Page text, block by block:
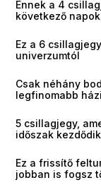
Ennek a 4
következő
Ez a 6
univerzumtól
Csak néhány
legfinomabb
5 csillagjegy,
időszak kezdődik
Ez a frissítő
jobban is fogsz